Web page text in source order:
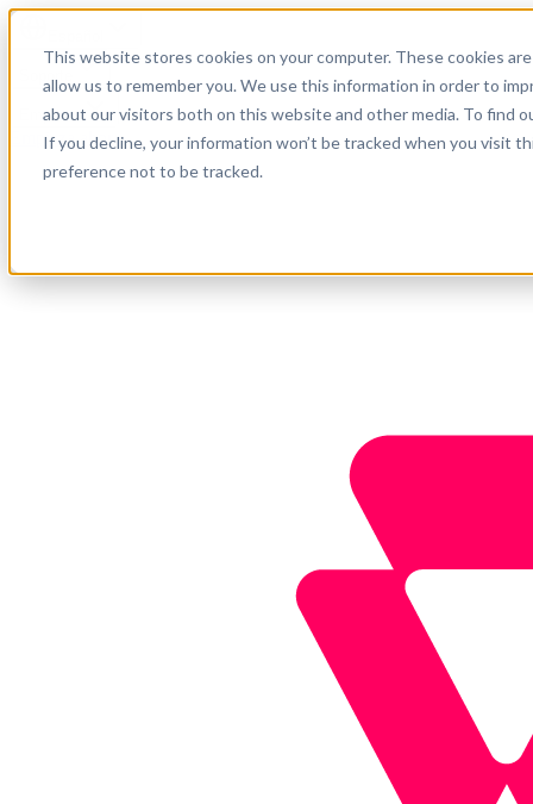
This website stores cookies on your computer. These cookies
allow us to remember you. We use this information in order to
about our visitors both on this website and other media. To find
If you decline, your information won’t be tracked when you visit
preference not to be tracked.
Soporte
Empresa
Empieza ahora